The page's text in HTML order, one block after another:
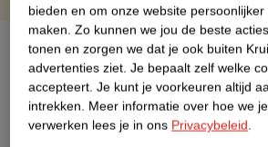
Over dit product
Productinformatie
bieden en om onze website
maken. Zo kunnen we jou de beste
tonen en zorgen we dat je ook buiten
advertenties ziet. Je bepaalt zelf welke
accepteert. Je kunt je voorkeuren altijd
intrekken. Meer informatie over hoe we
verwerken lees je in ons Privacybeleid.